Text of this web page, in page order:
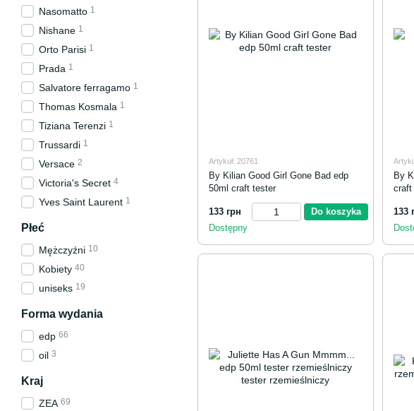
Artykuł: 20761
By Kilian Good Girl Gone Bad edp
50ml craft tester
133 грн
Do koszyka
Dostępny
By
craft
133
Nasomatto 1
Nishane 1
Orto Parisi 1
Prada 1
Salvatore ferragamo 1
Thomas Kosmala 1
Tiziana Terenzi 1
Trussardi 1
Versace 2
Victoria's Secret 4
Yves Saint Laurent 1
Płeć
Mężczyźni 10
Kobiety 40
uniseks 19
Forma wydania
edp 66
oil 3
Kraj
ZEA 69